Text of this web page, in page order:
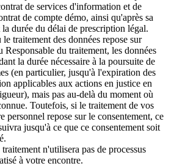
de services d'information et de
de compte démo, ainsi qu'après sa
durée du délai de prescription légal.
traitement des données repose sur
du traitement, les données
la durée nécessaire à la poursuite de
(en particulier, jusqu'à l'expiration des
applicables aux actions en justice en
mais pas au-delà du moment où
Toutefois, si le traitement de vos
personnel repose sur le consentement, ce
jusqu'à ce que ce consentement soit
n'utilisera pas de processus
à votre encontre.